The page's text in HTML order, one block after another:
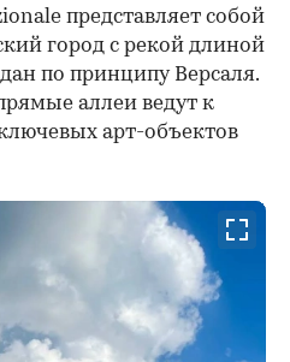
представляет собой
город с рекой длиной
по принципу Версаля.
аллеи ведут к
арт-объектов